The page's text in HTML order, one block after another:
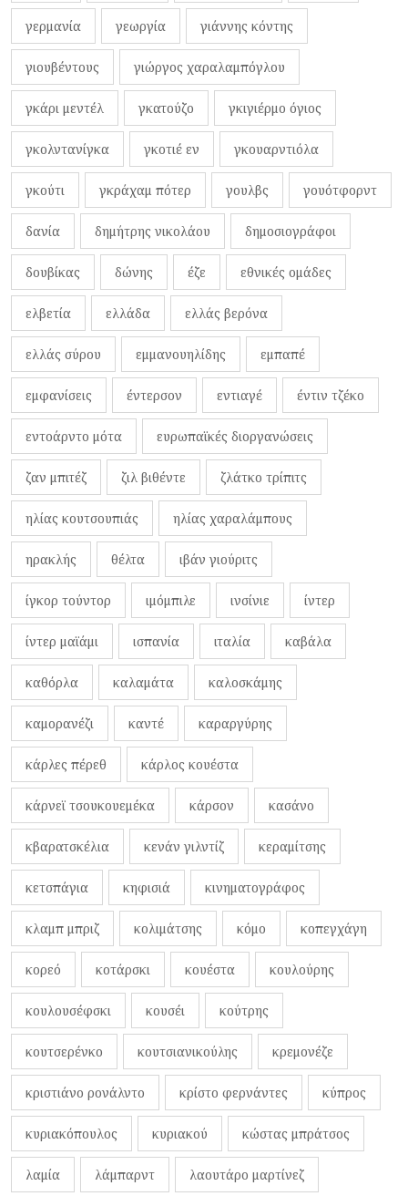
γερμανία γεωργία γιάννης κόντης
γιουβέντους γιώργος χαραλαμπόγλου
γκάρι μεντέλ γκατούζο γκιγιέρμο όγιος
γκολντανίγκα γκοτιέ εν γκουαρντιόλα
γκούτι γκράχαμ πότερ γουλβς γουότφορντ
δανία δημήτρης νικολάου δημοσιογράφοι
δουβίκας δώνης έζε εθνικές ομάδες
ελβετία ελλάδα ελλάς βερόνα
ελλάς σύρου εμμανουηλίδης εμπαπέ
εμφανίσεις έντερσον εντιαγέ έντιν τζέκο
εντοάρντο μότα ευρωπαϊκές διοργανώσεις
ζαν μπιτέζ ζιλ βιθέντε ζλάτκο τρίπιτς
ηλίας κουτσουπιάς ηλίας χαραλάμπους
ηρακλής θέλτα ιβάν γιούριτς
ίγκορ τούντορ ιμόμπιλε ινσίνιε ίντερ
ίντερ μαϊάμι ισπανία ιταλία καβάλα
καθόρλα καλαμάτα καλοσκάμης
καμορανέζι καντέ καραργύρης
κάρλες πέρεθ κάρλος κουέστα
κάρνεϊ τσουκουεμέκα κάρσον κασάνο
κβαρατσκέλια κενάν γιλντίζ κεραμίτσης
κετσπάγια κηφισιά κινηματογράφος
κλαμπ μπριζ κολιμάτσης κόμο κοπεγχάγη
κορεό κοτάρσκι κουέστα κουλούρης
κουλουσέφσκι κουσέι κούτρης
κουτσερένκο κουτσιανικούλης κρεμονέζε
κριστιάνο ρονάλντο κρίστο φερνάντες κύπρος
κυριακόπουλος κυριακού κώστας μπράτσος
λαμία λάμπαρντ λαουτάρο μαρτίνεζ